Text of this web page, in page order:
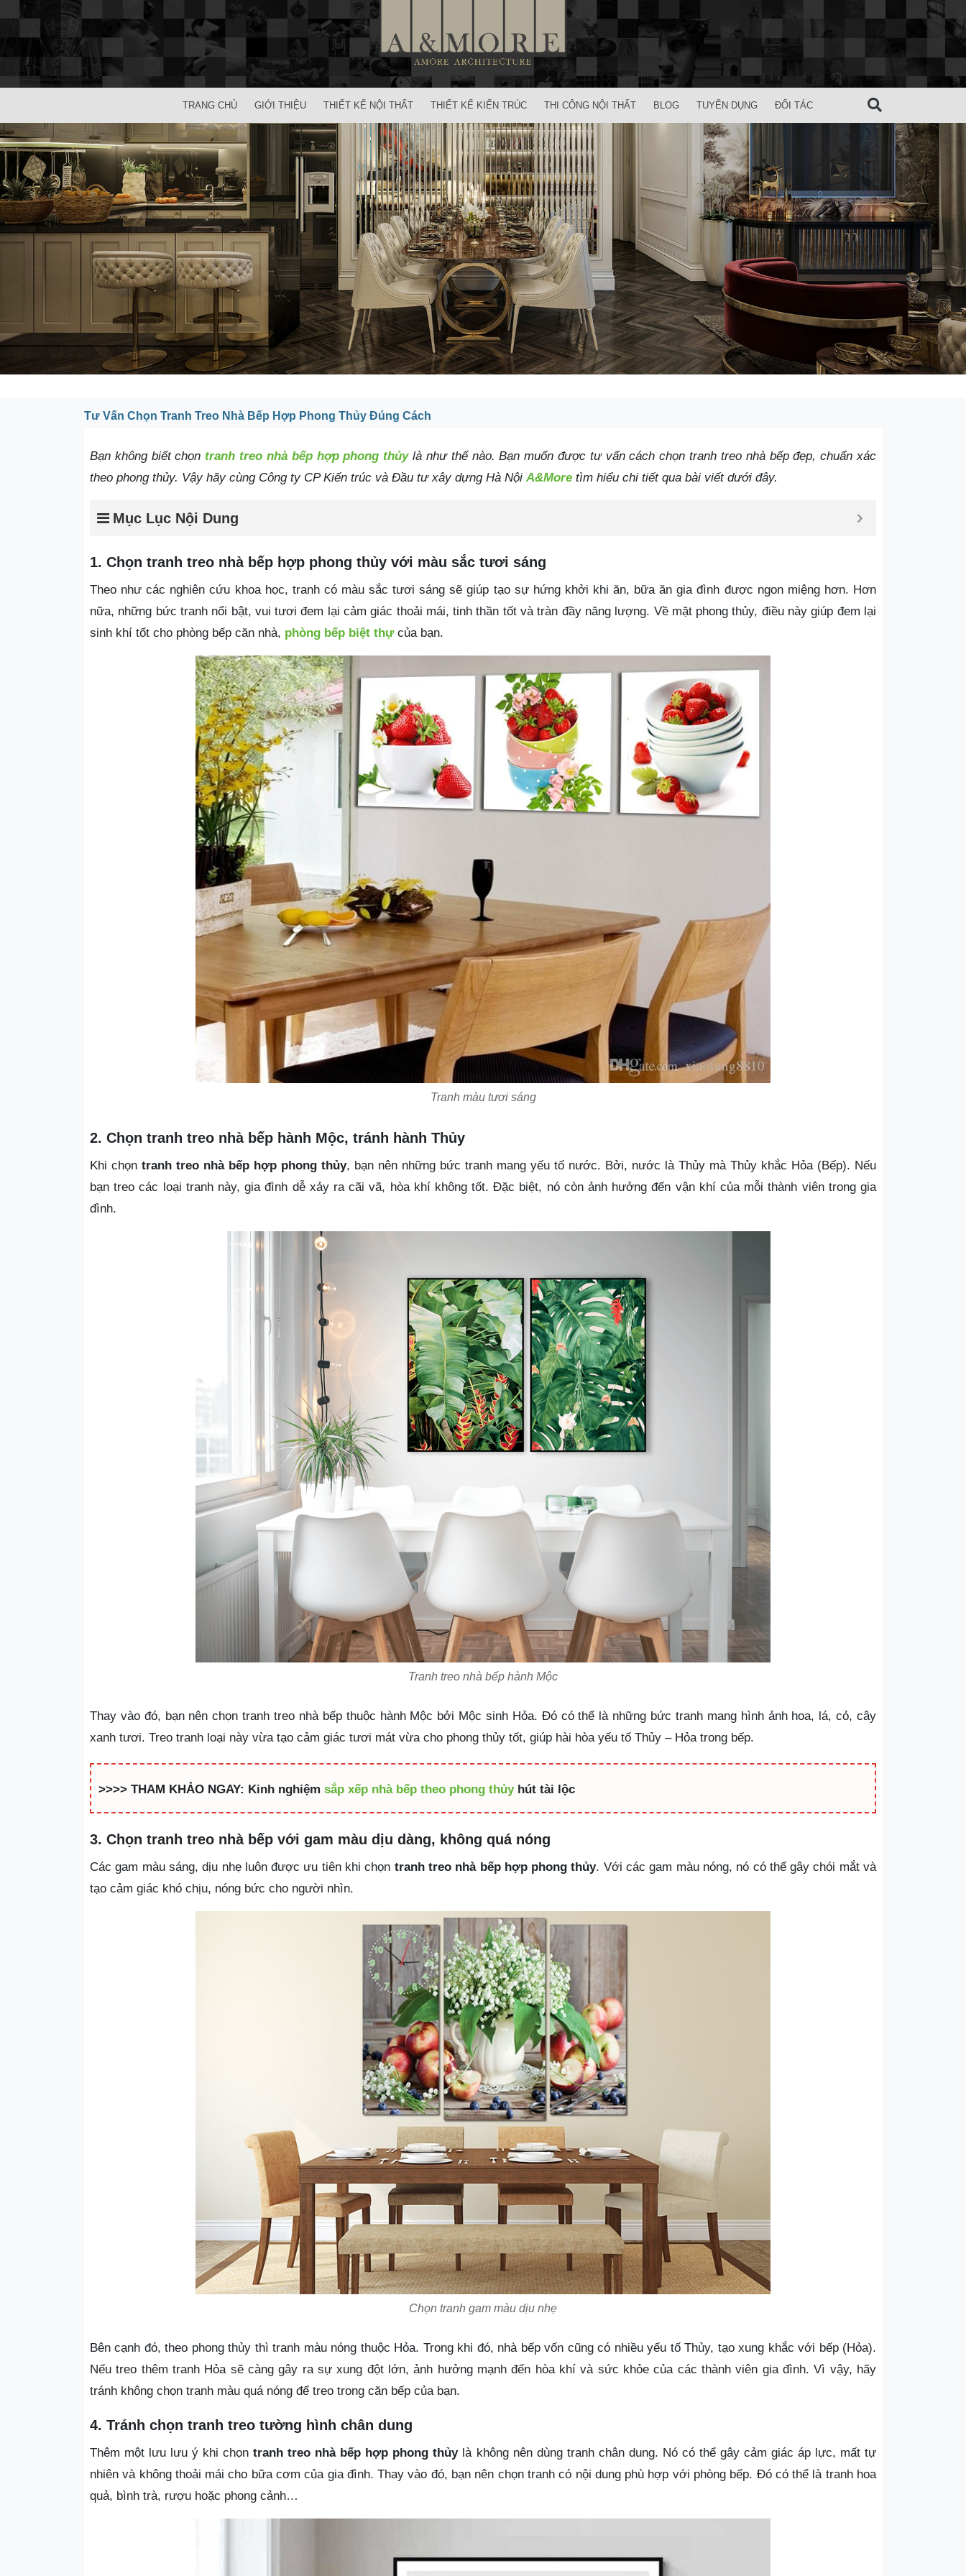
TRANG CHỦ GIỚI THIỆU THIẾT KẾ NỘI THẤT THIẾT KẾ KIẾN TRÚC THI CÔNG NỘI THẤT BLOG TUYỂN DỤNG ĐỐI TÁC
Tư Vấn Chọn Tranh Treo Nhà Bếp Hợp Phong Thủy Đúng Cách
Bạn không biết chọntranh treo nhà bếp hợp phong thủy là như thế nào. Bạn muốn được tư vấn cách chọn tranh treo nhà bếp đẹp, chuẩn xác
theo phong thủy. Vậy hãy cùng Công ty CP Kiến trúc và Đầu tư xây dựng Hà Nội A&More tìm hiểu chi tiết qua bài viết dưới đây.
Mục Lục Nội Dung
1. Chọn tranh treo nhà bếp hợp phong thủy với màu sắc tươi sáng
Theo như các nghiên cứu khoa học, tranh có màu sắc tươi sáng sẽ giúp tạo sự hứng khởi khi ăn, bữa ăn gia đình được ngon miệng hơn. Hơn
nữa, những bức tranh nổi bật, vui tươi đem lại cảm giác thoải mái, tinh thần tốt và tràn đầy năng lượng. Về mặt phong thủy, điều này giúp đem lại
sinh khí tốt cho phòng bếp căn nhà, phòng bếp biệt thựcủa bạn.
Tranh màu tươi sáng
2. Chọn tranh treo nhà bếp hành Mộc, tránh hành Thủy
Khi chọn tranh treo nhà bếp hợp phong thủy, bạn nên những bức tranh mang yếu tố nước. Bởi, nước là Thủy mà Thủy khắc Hỏa (Bếp). Nếu
bạn treo các loại tranh này, gia đình dễ xảy ra cãi vã, hòa khí không tốt. Đặc biệt, nó còn ảnh hưởng đến vận khí của mỗi thành viên trong gia
đình.
Tranh treo nhà bếp hành Mộc
Thay vào đó, bạn nên chọn tranh treo nhà bếp thuộc hành Mộc bởi Mộc sinh Hỏa. Đó có thể là những bức tranh mang hình ảnh hoa, lá, cỏ, cây
xanh tươi. Treo tranh loại này vừa tạo cảm giác tươi mát vừa cho phong thủy tốt, giúp hài hòa yếu tố Thủy – Hỏa trong bếp.
>>>> THAM KHẢO NGAY: Kinh nghiệm sắp xếp nhà bếp theo phong thủyhút tài lộc
3. Chọn tranh treo nhà bếp với gam màu dịu dàng, không quá nóng
Các gam màu sáng, dịu nhẹ luôn được ưu tiên khi chọn tranh treo nhà bếp hợp phong thủy. Với các gam màu nóng, nó có thể gây chói mắt và
tạo cảm giác khó chịu, nóng bức cho người nhìn.
Chọn tranh gam màu dịu nhẹ
Bên cạnh đó, theo phong thủy thì tranh màu nóng thuộc Hỏa. Trong khi đó, nhà bếp vốn cũng có nhiều yếu tố Thủy, tạo xung khắc với bếp (Hỏa).
Nếu treo thêm tranh Hỏa sẽ càng gây ra sự xung đột lớn, ảnh hưởng mạnh đến hòa khí và sức khỏe của các thành viên gia đình. Vì vậy, hãy
tránh không chọn tranh màu quá nóng để treo trong căn bếp của bạn.
4. Tránh chọn tranh treo tường hình chân dung
Thêm một lưu lưu ý khi chọntranh treo nhà bếp hợp phong thủylà không nên dùng tranh chân dung. Nó có thể gây cảm giác áp lực, mất tự
nhiên và không thoải mái cho bữa cơm của gia đình. Thay vào đó, bạn nên chọn tranh có nội dung phù hợp với phòng bếp. Đó có thể là tranh hoa
quả, bình trà, rượu hoặc phong cảnh…